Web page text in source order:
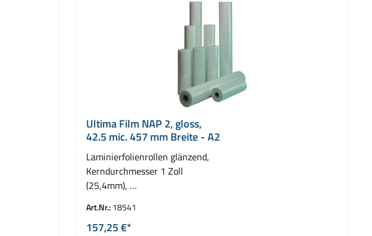
Ultima Film NAP 2, gloss,
42.5 mic. 457 mm Breite - A2
Laminierfolienrollen glänzend,
Kerndurchmesser 1 Zoll
(25,4mm),
Art.Nr.:18541
157,25 €*